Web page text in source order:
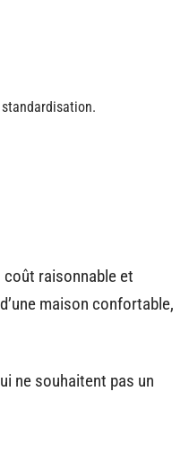
raisonnable et
maison confortable,
ne souhaitent pas un